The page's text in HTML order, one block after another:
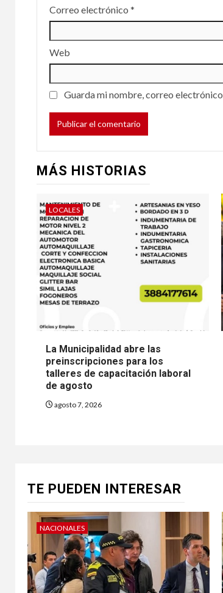
Correo electrónico *
Web
Guarda mi nombre, correo
MÁS HISTORIAS
LOCALES
La Municipalidad abre las
preinscripciones para los
talleres de capacitación laboral
de agosto
agosto 7, 2026
TE PUEDEN INTERESAR
NACIONALES